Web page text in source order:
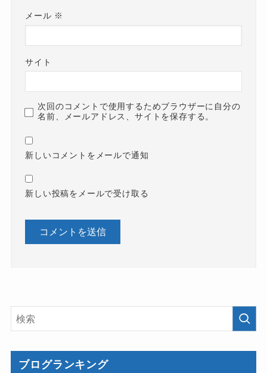
メール ※
サイト
次回のコメントで使用するためブラウザーに自分の
名前、メールアドレス、サイトを保存する。
新しいコメントをメールで通知
新しい投稿をメールで受け取る
ブログランキング